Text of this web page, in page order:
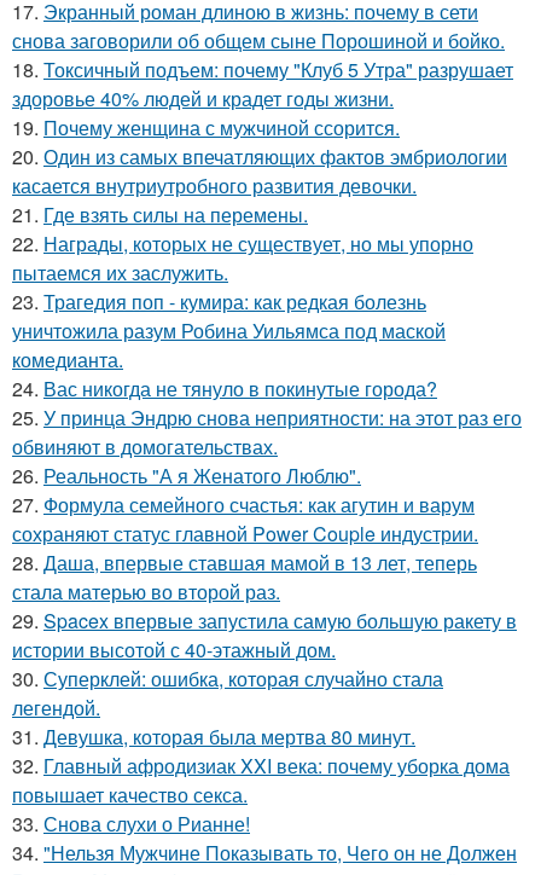
17. Экранный роман длиною в жизнь: почему в сети
снова заговорили об общем сыне Порошиной и бойко.
18. Токсичный подъем: почему "Клуб 5 Утра" разрушает
здоровье 40% людей и крадет годы жизни.
19. Почему женщина с мужчиной ссорится.
20. Один из самых впечатляющих фактов эмбриологии
касается внутриутробного развития девочки.
21. Где взять силы на перемены.
22. Награды, которых не существует, но мы упорно
пытаемся их заслужить.
23. Трагедия поп - кумира: как редкая болезнь
уничтожила разум Робина Уильямса под маской
комедианта.
24. Вас никогда не тянуло в покинутые города?
25. У принца Эндрю снова неприятности: на этот раз его
обвиняют в домогательствах.
26. Реальность "А я Женатого Люблю".
27. Формула семейного счастья: как агутин и варум
сохраняют статус главной Power Couple индустрии.
28. Даша, впервые ставшая мамой в 13 лет, теперь
стала матерью во второй раз.
29. Spacex впервые запустила самую большую ракету в
истории высотой с 40-этажный дом.
30. Суперклей: ошибка, которая случайно стала
легендой.
31. Девушка, которая была мертва 80 минут.
32. Главный афродизиак XXI века: почему уборка дома
повышает качество секса.
33. Снова слухи о Рианне!
34. "Нельзя Мужчине Показывать то, Чего он не Должен